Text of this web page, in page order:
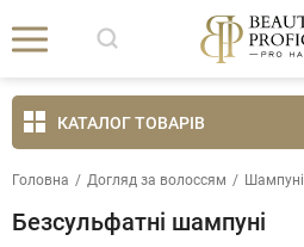
КАТАЛОГ ТОВАРІВ
Головна / Догляд за волоссям / Шампуні
Безсульфатні шампуні